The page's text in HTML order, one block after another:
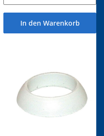
In den Warenkorb